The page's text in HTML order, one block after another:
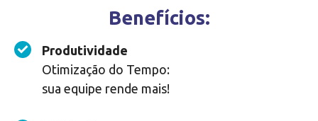
Benefícios:
Produtividade
Otimização do Tempo:
sua equipe rende mais!